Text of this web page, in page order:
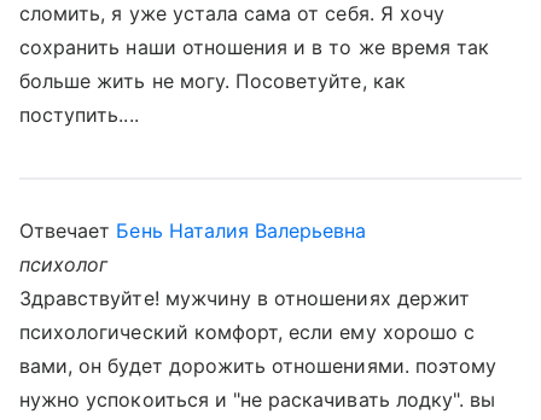
сломить, я уже устала сама от себя. Я хочу
сохранить наши отношения и в то же время так
больше жить не могу. Посоветуйте, как
поступить....
Отвечает Бень Наталия Валерьевна
психолог
Здравствуйте! мужчину в отношениях держит
психологический комфорт, если ему хорошо с
вами, он будет дорожить отношениями. поэтому
нужно успокоиться и "не раскачивать лодку". вы